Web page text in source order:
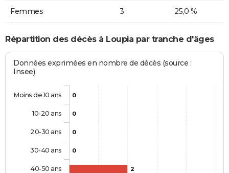
Femmes 3 25,0 %
Répartition des décès à Loupia par tranche d'âges
Données exprimées en nombre de décès (source :
Insee)
0
0
0
0
2
Moins de 10 ans
10-20 ans
20-30 ans
30-40 ans
40-50 ans